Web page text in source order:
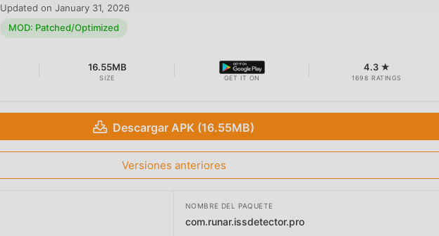
Updated on January 31, 2026
MOD: Patched/Optimized
16.55MB
SIZE GET IT ON
4.3 ★
1698 RATINGS
Descargar APK (16.55MB)
Versiones anteriores
NOMBRE DEL PAQUETE
com.runar.issdetector.pro